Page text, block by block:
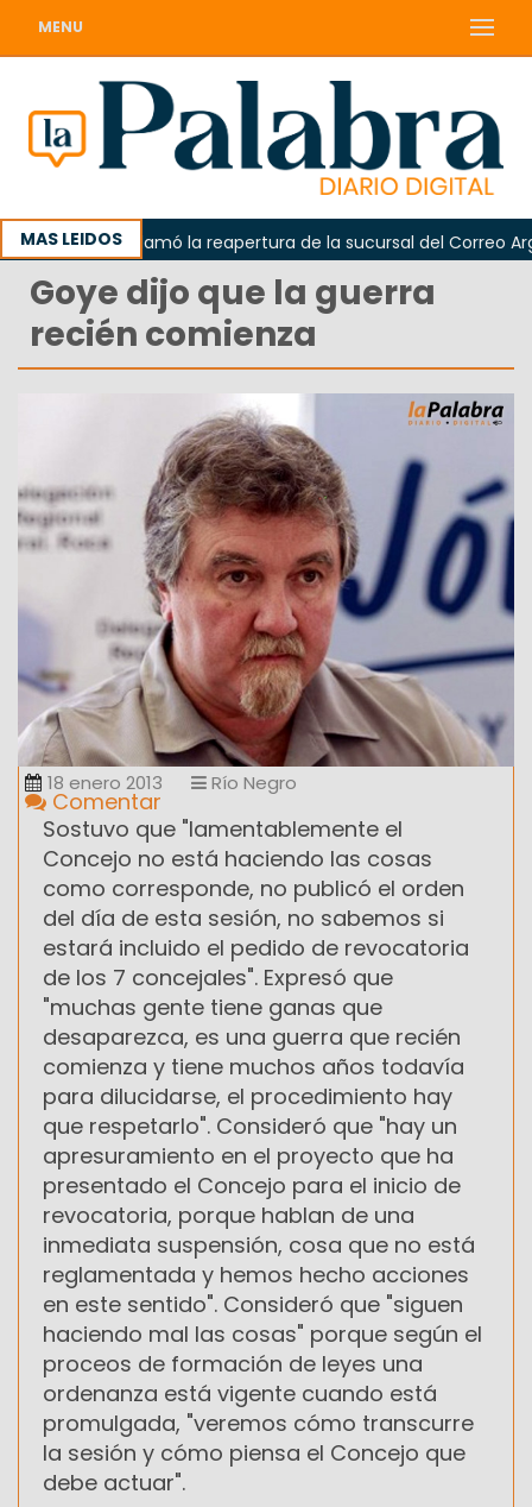
MENU
MAS LEIDOS
Odarda reclamó la reapertura de la sucursal del Correo
Goye dijo que la guerra
recién comienza
18 enero 2013 Río Negro
Comentar
Sostuvo que "lamentablemente el
Concejo no está haciendo las cosas
como corresponde, no publicó el orden
del día de esta sesión, no sabemos si
estará incluido el pedido de revocatoria
de los 7 concejales". Expresó que
"muchas gente tiene ganas que
desaparezca, es una guerra que recién
comienza y tiene muchos años todavía
para dilucidarse, el procedimiento hay
que respetarlo". Consideró que "hay un
apresuramiento en el proyecto que ha
presentado el Concejo para el inicio de
revocatoria, porque hablan de una
inmediata suspensión, cosa que no está
reglamentada y hemos hecho acciones
en este sentido". Consideró que "siguen
haciendo mal las cosas" porque según el
proceos de formación de leyes una
ordenanza está vigente cuando está
promulgada, "veremos cómo transcurre
la sesión y cómo piensa el Concejo que
debe actuar".